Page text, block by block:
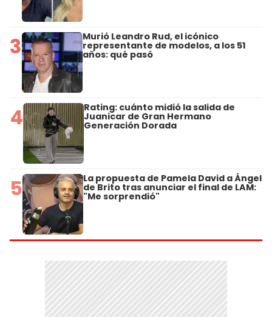
3 Murió Leandro Rud, el icónico
representante de modelos, a los 51
años: qué pasó
4 Rating: cuánto midió la salida de
Juanicar de Gran Hermano
Generación Dorada
5 La propuesta de Pamela David a Ángel
de Brito tras anunciar el final de LAM:
"Me sorprendió"